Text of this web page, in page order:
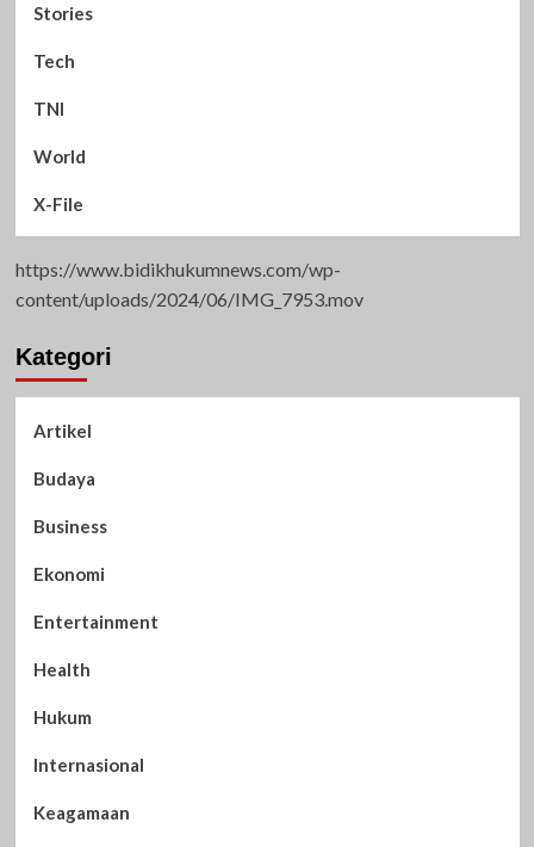
Stories
Tech
TNI
World
X-File
https://www.bidikhukumnews.com/wp-
content/uploads/2024/06/IMG_7953.mov
Kategori
Artikel
Budaya
Business
Ekonomi
Entertainment
Health
Hukum
Internasional
Keagamaan